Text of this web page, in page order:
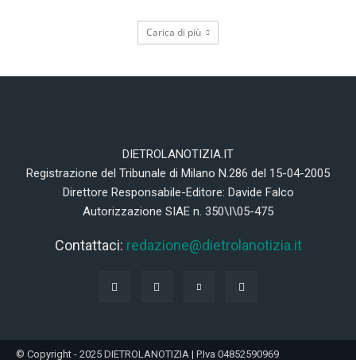
Carica di più
DIETROLANOTIZIA.IT
Registrazione del Tribunale di Milano N.286 del 15-04-2005
Direttore Responsabile-Editore: Davide Falco
Autorizzazione SIAE n. 350\I\05-475
Contattaci: redazione@dietrolanotizia.it
© Copyright - 2025 DIETROLANOTIZIA | P.Iva 04852590969